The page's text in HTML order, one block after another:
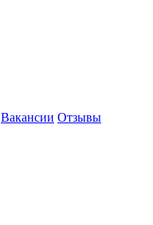
Вакансии Отзывы